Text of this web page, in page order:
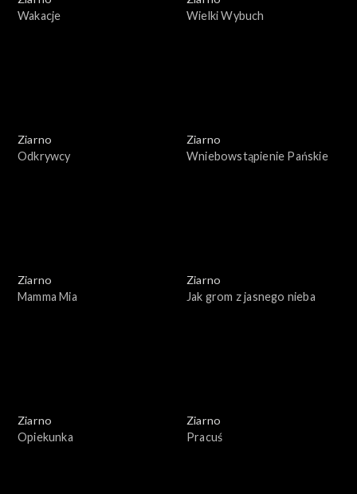
Wakacje
Wielki Wybuch
Ziarno
Odkrywcy
Ziarno
Wniebowstąpienie Pańskie
Ziarno
Mamma Mia
Ziarno
Jak grom z jasnego nieba
Ziarno
Opiekunka
Ziarno
Pracuś